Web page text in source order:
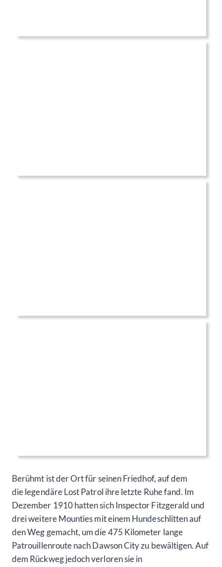
Berühmt ist der Ort für seinen Friedhof, auf dem
die legendäre Lost Patrol ihre letzte Ruhe fand. Im
Dezember 1910 hatten sich Inspector Fitzgerald und
drei weitere Mounties mit einem Hundeschlitten auf
den Weg gemacht, um die 475 Kilometer lange
Patrouillenroute nach Dawson City zu bewältigen. Auf
dem Rückweg jedoch verloren sie in